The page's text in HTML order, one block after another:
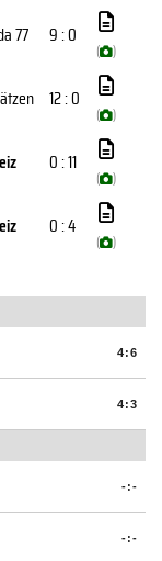
77 9 : 0
( )
12 : 0
( )
0 : 11
( )
0 : 4
( )
4:6
4:3
-:-
-:-